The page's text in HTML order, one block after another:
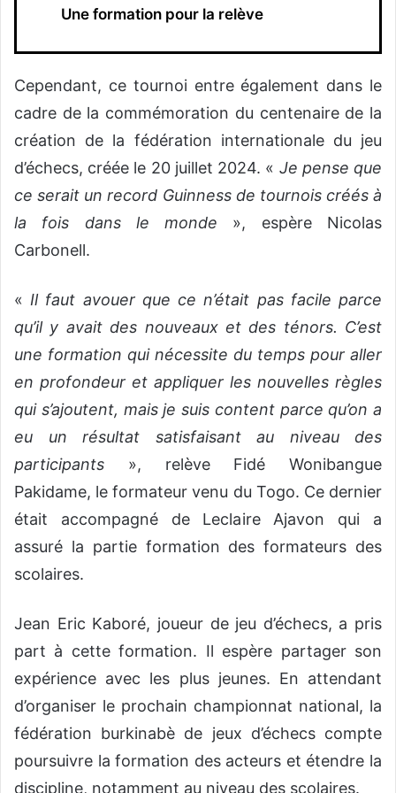
Une formation pour la relève
Cependant, ce tournoi entre également dans le
cadre de la commémoration du centenaire de la
création de la fédération internationale du jeu
d’échecs, créée le 20 juillet 2024. « Je pense que
ce serait un record Guinness de tournois créés à
la fois dans le monde », espère Nicolas
Carbonell.
«Il faut avouer que ce n’était pas facile parce
qu’il y avait des nouveaux et des ténors. C’est
une formation qui nécessite du temps pour aller
en profondeur et appliquer les nouvelles règles
qui s’ajoutent, mais je suis content parce qu’on a
eu un résultat satisfaisant au niveau des
participants », relève Fidé Wonibangue
Pakidame, le formateur venu du Togo. Ce dernier
était accompagné de Leclaire Ajavon qui a
assuré la partie formation des formateurs des
scolaires.
Jean Eric Kaboré, joueur de jeu d’échecs, a pris
part à cette formation. Il espère partager son
expérience avec les plus jeunes. En attendant
d’organiser le prochain championnat national, la
fédération burkinabè de jeux d’échecs compte
poursuivre la formation des acteurs et étendre la
discipline, notamment au niveau des scolaires.